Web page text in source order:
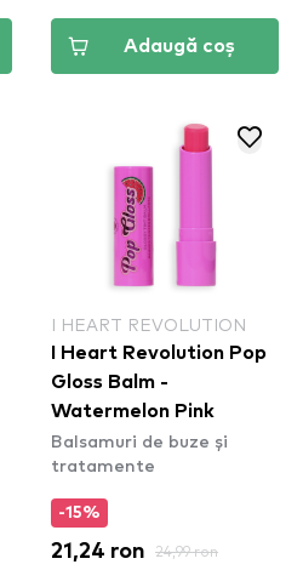
Adaugă coș
I HEART REVOLUTION
I Heart Revolution Pop
Gloss Balm -
Watermelon Pink
Balsamuri de buze și
tratamente
-15%
21,24 ron 24,99 ron